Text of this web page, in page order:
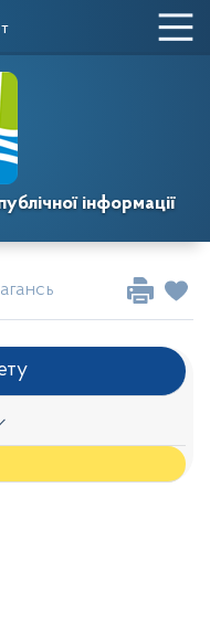
інформації
районної у